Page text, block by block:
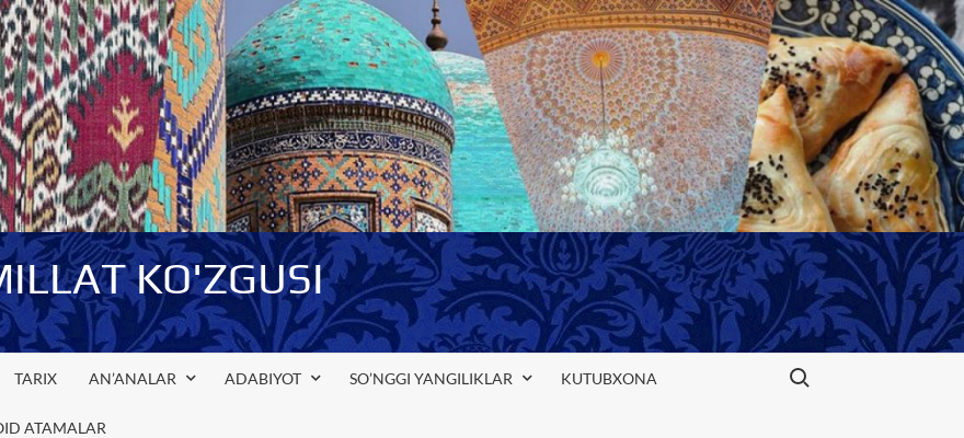
KO'ZGUSI
TARIX AN’ANALAR ADABIYOT SO’NGGI YANGILIKLAR KUTUBXONA
ATAMALAR
Search for: